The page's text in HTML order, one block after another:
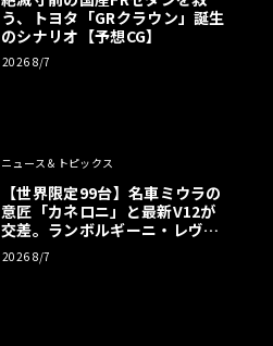
う、トヨタ「GRクラウン」誕生
のシナリオ【予想CG】
2026 8/7
ニュース＆トピックス
【世界限定99台】名車ミウラの
意匠「カネロニ」と最新V12が
交差。ランボルギーニ・レヴエ
ルトに60周年記念車が登場
2026 8/7